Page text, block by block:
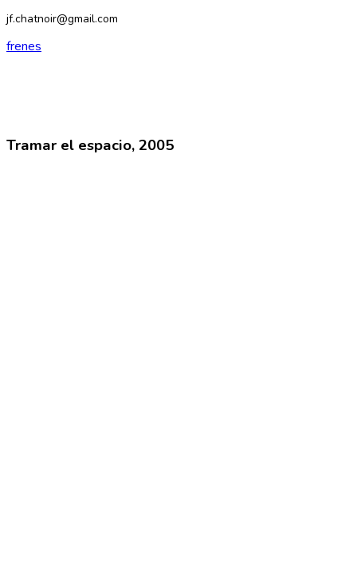
jf.chatnoir@gmail.com
frenes
Tramar el espacio, 2005